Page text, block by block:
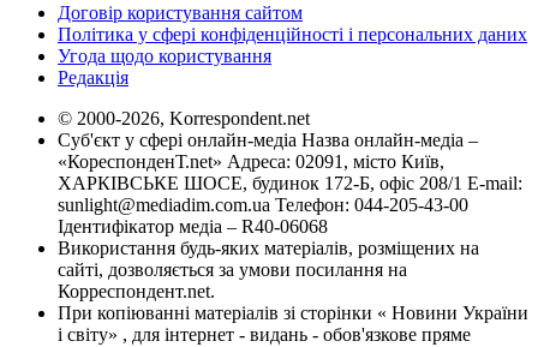
Договір користування сайтом
Політика у сфері конфіденційності і персональних даних
Угода щодо користування
Редакція
© 2000-2026, Korrespondent.net
Суб'єкт у сфері онлайн-медіа Назва онлайн-медіа –
«КореспонденТ.net» Адреса: 02091, місто Київ,
ХАРКІВСЬКЕ ШОСЕ, будинок 172-Б, офіс 208/1 E-mail:
sunlight@mediadim.com.ua Телефон: 044-205-43-00
Ідентифікатор медіа – R40-06068
Використання будь-яких матеріалів, розміщених на
сайті, дозволяється за умови посилання на
Корреспондент.net.
При копіюванні матеріалів зі сторінки « Новини України
і світу» , для інтернет - видань - обов'язкове пряме